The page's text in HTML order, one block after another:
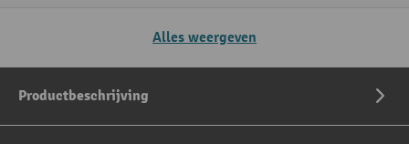
Alles weergeven
Productbeschrijving